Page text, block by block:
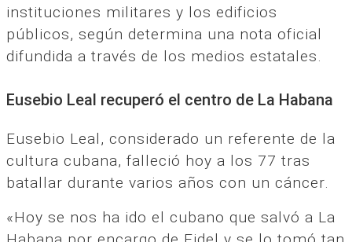
instituciones militares y los edificios
públicos, según determina una nota oficial
difundida a través de los medios estatales.
Eusebio Leal recuperó el centro de La Habana
Eusebio Leal, considerado un referente de la
cultura cubana, falleció hoy a los 77 tras
batallar durante varios años con un cáncer.
«Hoy se nos ha ido el cubano que salvó a La